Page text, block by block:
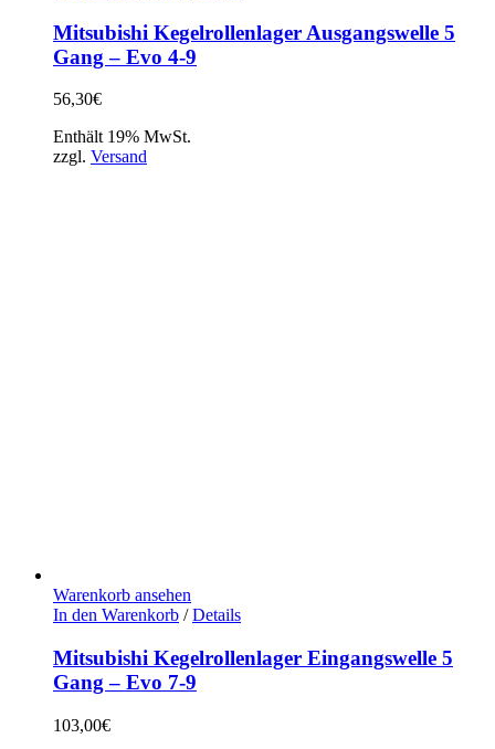
Mitsubishi Kegelrollenlager Ausgangswelle 5
Gang – Evo 4-9
56,30€
Enthält 19% MwSt.
zzgl. Versand
Warenkorb ansehen
In den Warenkorb / Details
Mitsubishi Kegelrollenlager Eingangswelle 5
Gang – Evo 7-9
103,00€